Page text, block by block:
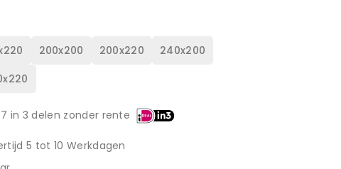
200x200 200x220
240x200
in 3 delen zonder rente
5 tot 10 Werkdagen